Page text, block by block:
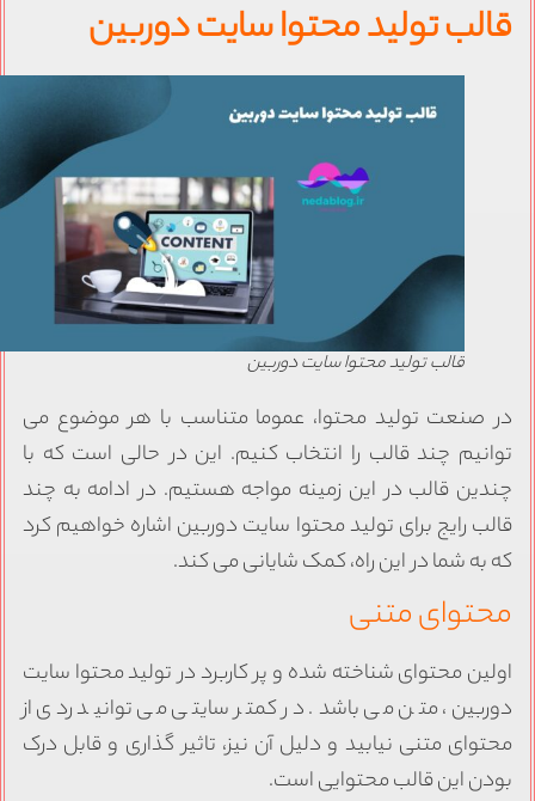
تولید محتوا سایت دوربین
قالب تولید محتوا سایت دوربین
صنعت تولید محتوا، عموما متناسب با هر موضوع می
چند قالب را انتخاب کنیم. این در حالی است که با
قالب در این زمینه مواجه هستیم. در ادامه به چند
رایج برای تولید محتوا سایت دوربین اشاره خواهیم کرد
به شما در این راه، کمک شایانی می کند.
متنی
محتوای شناخته شده و پر کاربرد در تولید محتوا سایت
متن می باشد. در کمتر سایتی می توانید ردی از
متنی نیابید و دلیل آن نیز، تاثیر گذاری و قابل درک
این قالب محتوایی است.